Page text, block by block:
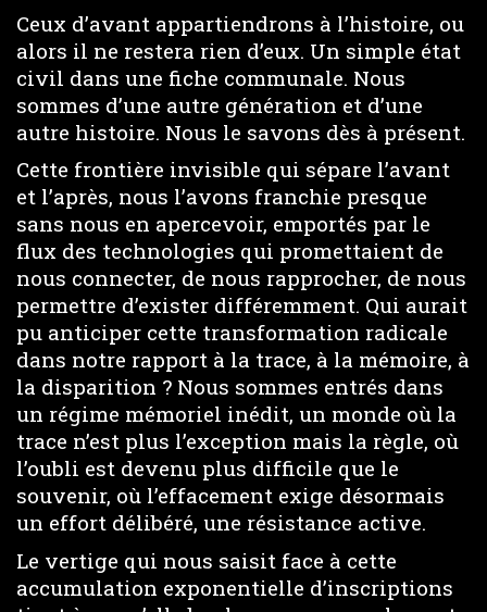
Ceux d’avant appartiendrons à l’histoire, ou
alors il ne restera rien d’eux. Un simple état
civil dans une fiche communale. Nous
sommes d’une autre génération et d’une
autre histoire. Nous le savons dès à présent.
Cette frontière invisible qui sépare l’avant
et l’après, nous l’avons franchie presque
sans nous en apercevoir, emportés par le
flux des technologies qui promettaient de
nous connecter, de nous rapprocher, de nous
permettre d’exister différemment. Qui aurait
pu anticiper cette transformation radicale
dans notre rapport à la trace, à la mémoire, à
la disparition ? Nous sommes entrés dans
un régime mémoriel inédit, un monde où la
trace n’est plus l’exception mais la règle, où
l’oubli est devenu plus difficile que le
souvenir, où l’effacement exige désormais
un effort délibéré, une résistance active.
Le vertige qui nous saisit face à cette
accumulation exponentielle d’inscriptions